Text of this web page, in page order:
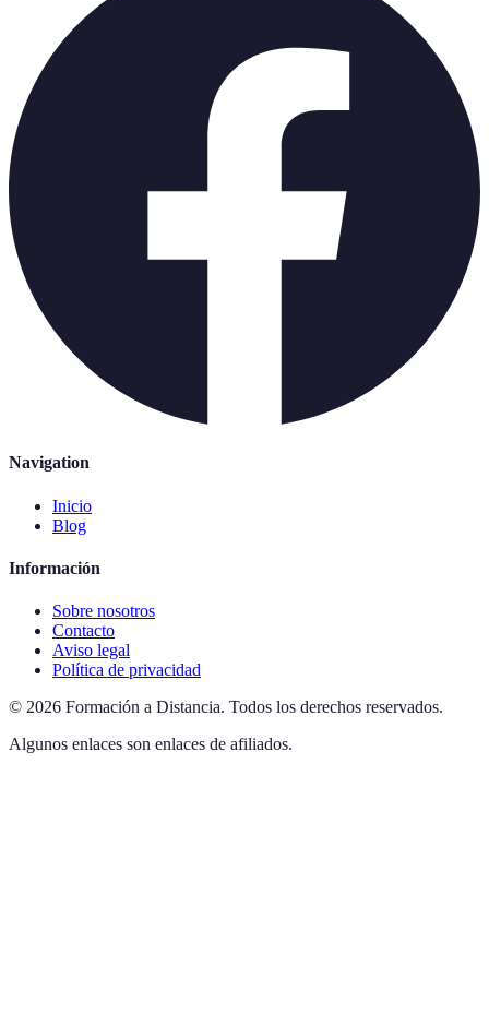
Navigation
Inicio
Blog
Información
Sobre nosotros
Contacto
Aviso legal
Política de privacidad
© 2026 Formación a Distancia. Todos los derechos reservados.
Algunos enlaces son enlaces de afiliados.